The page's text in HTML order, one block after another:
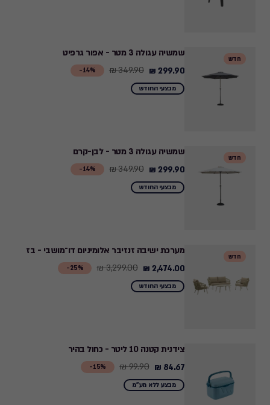
חדש
שמשיה עגולה 3 מטר - אפור גרפיט
14%-
Price
from
299.90 ₪
349.90 ₪
מבצעי החודש
חדש
שמשיה עגולה 3 מטר - לבן-קרם
14%-
Price
from
299.90 ₪
349.90 ₪
מבצעי החודש
חדש
מערכת ישיבה זנזיבר אלומיניום דו־מושבי - בז
25%-
Price
from
2,474.00 ₪
3,299.00 ₪
מבצעי החודש
צידנית קטנה 10 ליטר - כחול בהיר
15%-
Price
from
84.67 ₪
99.90 ₪
מבצע ללא מע"מ